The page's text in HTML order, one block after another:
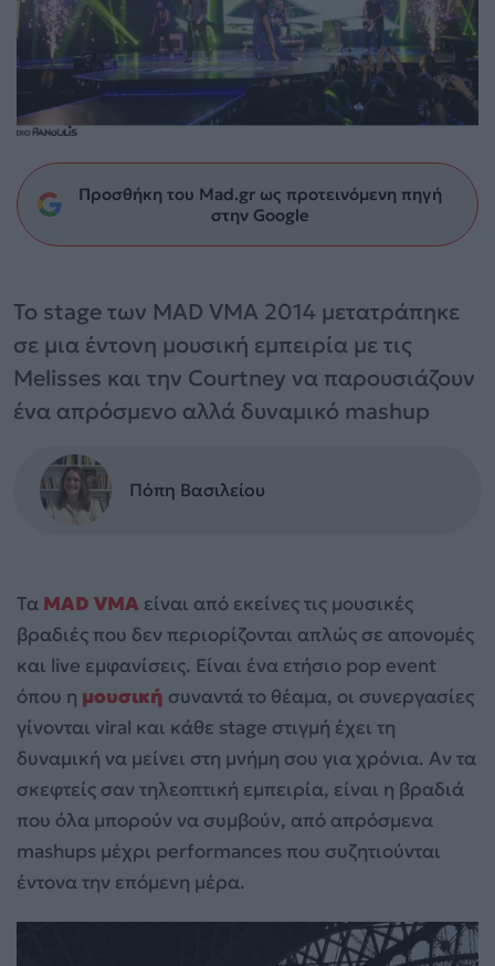
Προσθήκη του Mad.gr ως προτεινόμενη πηγή
στην Google
Το stage των MAD VMA 2014 μετατράπηκε
σε μια έντονη μουσική εμπειρία με τις
Melisses και την Courtney να παρουσιάζουν
ένα απρόσμενο αλλά δυναμικό mashup
Πόπη Βασιλείου
Τα MAD VMA είναι από εκείνες τις μουσικές
βραδιές που δεν περιορίζονται απλώς σε απονομές
και live εμφανίσεις. Είναι ένα ετήσιο pop event
όπου η μουσική συναντά το θέαμα, οι συνεργασίες
γίνονται viral και κάθε stage στιγμή έχει τη
δυναμική να μείνει στη μνήμη σου για χρόνια. Αν τα
σκεφτείς σαν τηλεοπτική εμπειρία, είναι η βραδιά
που όλα μπορούν να συμβούν, από απρόσμενα
mashups μέχρι performances που συζητιούνται
έντονα την επόμενη μέρα.